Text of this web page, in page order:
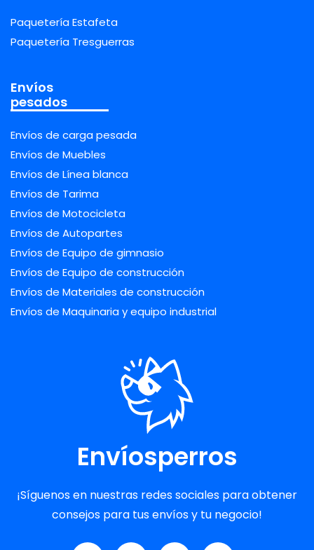
Paquetería Estafeta
Paquetería Tresguerras
Envíos
pesados
Envíos de carga pesada
Envíos de Muebles
Envíos de Línea blanca
Envíos de Tarima
Envíos de Motocicleta
Envíos de Autopartes
Envíos de Equipo de gimnasio
Envíos de Equipo de construcción
Envíos de Materiales de construcción
Envíos de Maquinaria y equipo industrial
Envíosperros
¡Síguenos en nuestras redes sociales para obtener
consejos para tus envíos y tu negocio!